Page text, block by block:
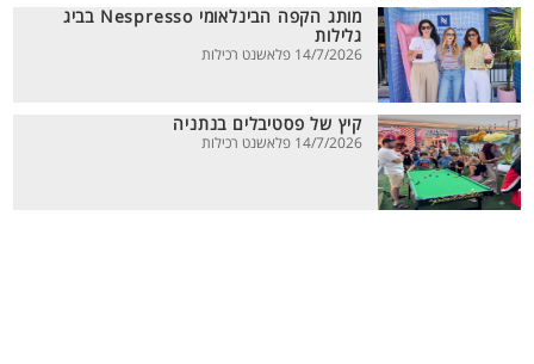
מותג הקפה הבינלאומי Nespresso בביג
גלילות
14/7/2026 פלאשנט רכילות
קיץ של פסטיבלים בנתניה
14/7/2026 פלאשנט רכילות